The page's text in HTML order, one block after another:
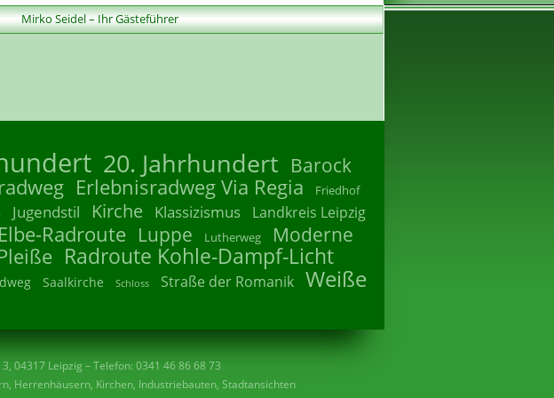
Mirko Seidel – Ihr Gästeführer
20. Jahrhundert Barock
Erlebnisradweg Via Regia Friedhof
Jugendstil Kirche Klassizismus Landkreis Leipzig
Radroute Luppe Lutherweg Moderne
Radroute Kohle-Dampf-Licht
Saalkirche Schloss Straße der Romanik Weiße
04317 Leipzig – Telefon: 0341 46 86 68 73
Herrenhäusern, Kirchen, Industriebauten, Stadtansichten